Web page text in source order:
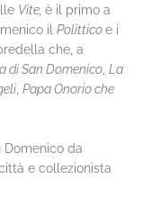
Vite, è il primo a
il Politticoe i
che, a
di San Domenico La
Papa Onorio che
Domenico da
e collezionista